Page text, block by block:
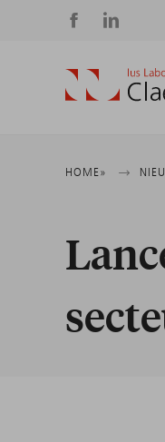
Social
media
HOME